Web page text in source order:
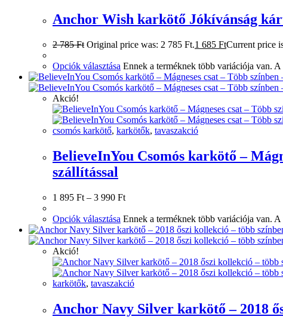
Anchor Wish karkötő Jókívánság
2 785Ft Original price was: 2 785 Ft.1 685 FtCurrent price
Opciók választása Ennek a terméknek több variációja van.
Akció!
csomós karkötő, karkötők, tavaszakció
BelieveInYou Csomós karkötő –
szállítással
1 895 Ft – 3 990 Ft
Opciók választása Ennek a terméknek több variációja van.
Akció!
karkötők, tavaszakció
Anchor Navy Silver karkötő – 2018